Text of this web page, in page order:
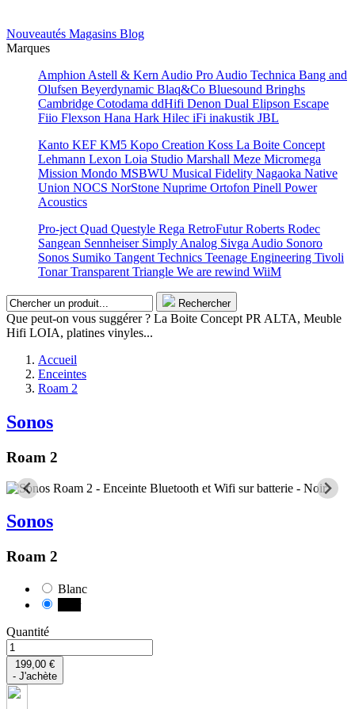
Nouveautés Magasins Blog
Marques
Amphion Astell & Kern Audio Pro Audio Technica Bang and
Olufsen Beyerdynamic Blaq&Co Bluesound Bringhs
Cambridge Cotodama ddHifi Denon Dual Elipson Escape
Fiio Flexson Hana Hark Hilec iFi inakustik JBL
Kanto KEF KM5 Kopo Creation Koss La Boite Concept
Lehmann Lexon Loia Studio Marshall Meze Micromega
Mission Mondo MSBWU Musical Fidelity Nagaoka Native
Union NOCS NorStone Nuprime Ortofon Pinell Power
Acoustics
Pro-ject Quad Questyle Rega RetroFuturRoberts Rodec
Sangean Sennheiser Simply Analog Sivga Audio Sonoro
Sonos Sumiko Tangent Technics Teenage Engineering Tivoli
TonarTransparent Triangle We are rewind WiiM
Rechercher
Que peut-on vous suggérer ? La Boite Concept PR ALTA, Meuble
Hifi LOIA, platines vinyles...
Accueil
Enceintes
Roam 2
Sonos
Roam 2
Sonos
Roam 2
Blanc
Quantité
199,00 €
- J'achète